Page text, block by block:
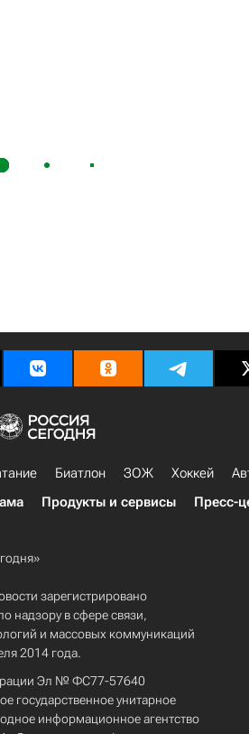
Биатлон ЗОЖ Хоккей
Продукты и сервисы Пресс-
зарегистрировано
надзору в сфере связи,
и массовых коммуникаций
2014 года.
Эл № ФС77-57640
государственное унитарное
информационное агентство